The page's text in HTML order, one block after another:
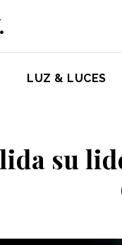
LUZ & LUCES
su